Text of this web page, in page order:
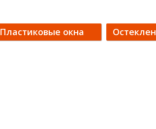
Пластиковые окна